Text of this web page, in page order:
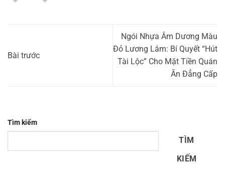
Bài trước
Ngói Nhựa Âm Dương Màu
Đỏ Lương Lâm: Bí Quyết “Hút
Tài Lộc” Cho Mặt Tiền Quán
Ăn Đẳng Cấp
Tìm kiếm
TÌM
KIẾM